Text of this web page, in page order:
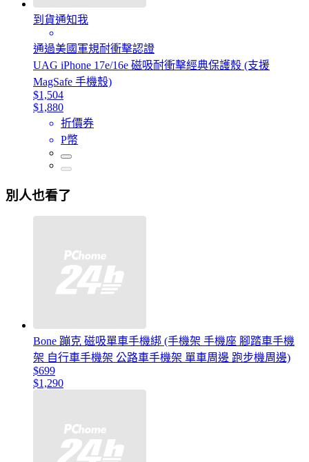
到貨通知我
通過美國軍規耐衝擊認證
UAG iPhone 17e/16e 磁吸耐衝擊經典保護殼 (支援
MagSafe 手機殼)
$1,504
$1,880
折價券
P幣
別人也看了
Bone 蹦克 磁吸單車手機綁 (手機架 手機座 腳踏車手機
架 自行車手機架 公路車手機架 單車周邊 跑步機周邊)
$699
$1,290